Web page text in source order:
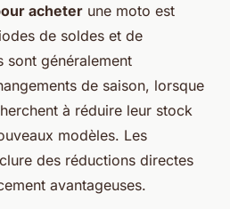
acheter une moto est
de soldes et de
sont généralement
de saison, lorsque
à réduire leur stock
modèles. Les
des réductions directes
avantageuses.